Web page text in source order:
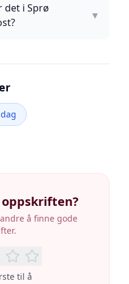
det i Sprø
▼
å finne gode
til å